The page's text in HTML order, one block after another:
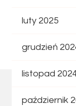
luty 2025
grudzień
listopad
październik